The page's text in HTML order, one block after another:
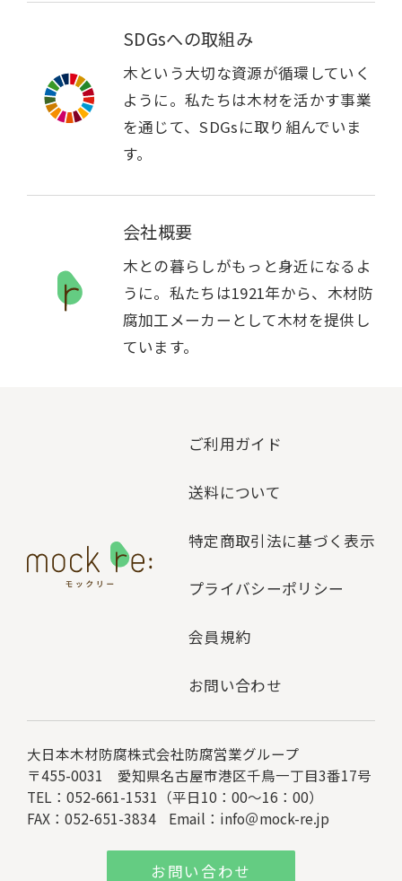
SDGsへの取組み
木という大切な資源が循環していく
ように。私たちは木材を活かす事業
を通じて、SDGsに取り組んでいま
す。
会社概要
木との暮らしがもっと身近になるよ
うに。私たちは1921年から、木材防
腐加工メーカーとして木材を提供し
ています。
ご利用ガイド
送料について
特定商取引法に基づく表示
プライバシーポリシー
会員規約
お問い合わせ
大日本木材防腐株式会社防腐営業グループ
〒455-0031 愛知県名古屋市港区千鳥一丁目3番17号
TEL：052-661-1531（平日10：00～16：00）
FAX：052-651-3834
Email： info＠mock-re.jp
お問い合わせ